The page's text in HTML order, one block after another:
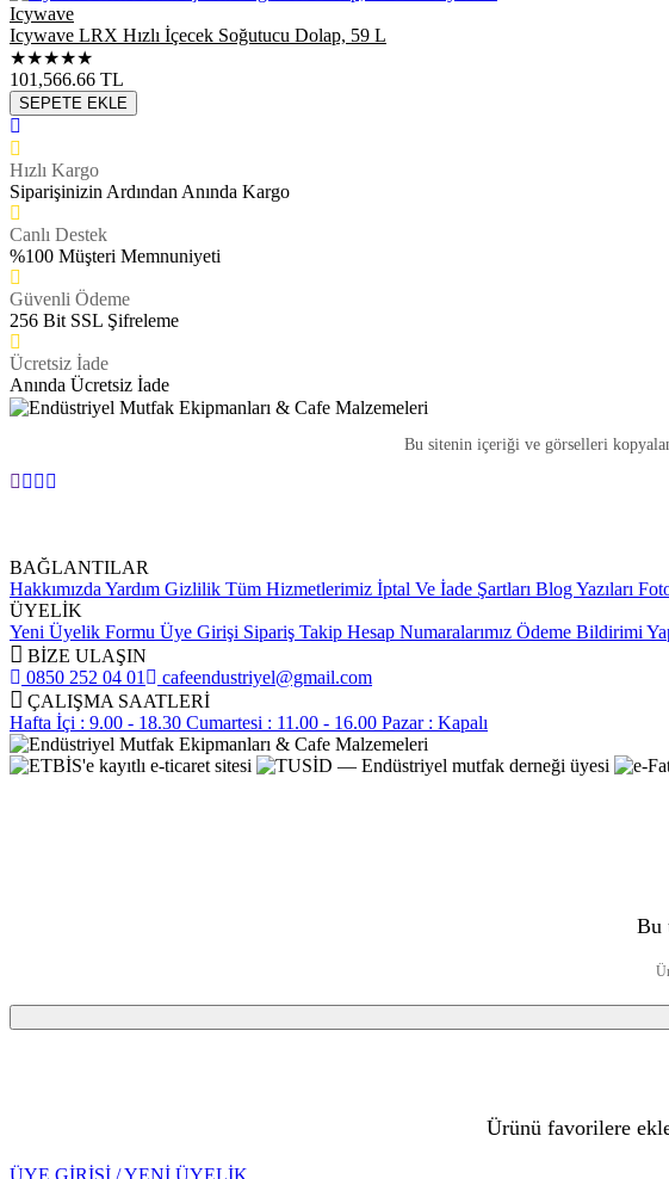
Icywave
Icywave LRX Hızlı İçecek Soğutucu Dolap, 59 L
★★★★★
101,566.66 TL
SEPETE EKLE
Hızlı Kargo
Siparişinizin Ardından Anında Kargo
Canlı Destek
%100 Müşteri Memnuniyeti
Güvenli Ödeme
256 Bit SSL Şifreleme
Ücretsiz İade
Anında Ücretsiz İade
Bu sitenin içeriği ve görselleri
BAĞLANTILAR
Hakkımızda Yardım Gizlilik Tüm Hizmetlerimiz İptal Ve İade Şartları Blog Yazıları
ÜYELİK
Yeni Üyelik Formu Üye Girişi Sipariş Takip Hesap Numaralarımız Ödeme Bildirimi
BİZE ULAŞIN
0850 252 04 01
cafeendustriyel@gmail.com
ÇALIŞMA SAATLERİ
Hafta İçi : 9.00 - 18.30 Cumartesi : 11.00 - 16.00 Pazar : Kapalı
Bu
Ürünü favorilere
ÜYE GİRİŞİ / YENİ ÜYELİK